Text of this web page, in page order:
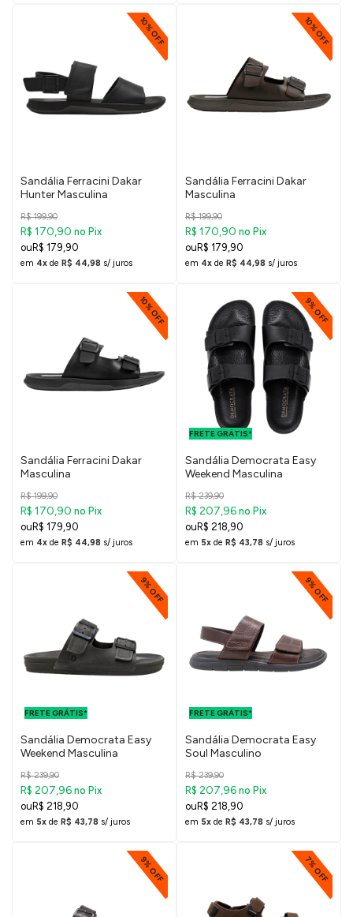
10% OFF
Sandália Ferracini Dakar
Hunter Masculina
R$ 199,90
R$ 170,90 no Pix
R$ 179,90
em 4x de R$ 44,98 s/ juros
10% OFF
Sandália Ferracini Dakar
Masculina
R$ 199,90
R$ 170,90 no Pix
R$ 179,90
em 4x de R$ 44,98 s/ juros
10% OFF
Sandália Ferracini Dakar
Masculina
R$ 199,90
R$ 170,90 no Pix
R$ 179,90
em 4x de R$ 44,98 s/ juros
9% OFF
FRETE GRÁTIS*
FRETE GRÁTIS
PARA O DF E
SUDESTE
Sandália Democrata Easy
Weekend Masculina
R$ 239,90
R$ 207,96 no Pix
R$ 218,90
em 5x de R$ 43,78 s/ juros
9% OFF
FRETE GRÁTIS*
Sandália Democrata Easy
Weekend Masculina
R$ 239,90
R$ 207,96 no Pix
R$ 218,90
em 5x de R$ 43,78 s/ juros
9% OFF
FRETE GRÁTIS*
Sandália Democrata Easy
Soul Masculino
R$ 239,90
R$ 207,96 no Pix
R$ 218,90
em 5x de R$ 43,78 s/ juros
9% OFF 7% OFF